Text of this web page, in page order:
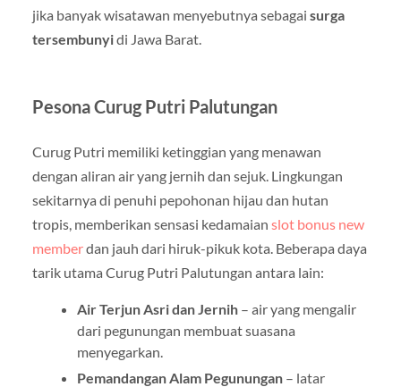
jika banyak wisatawan menyebutnya sebagai surga
tersembunyidi Jawa Barat.
Pesona Curug Putri Palutungan
Curug Putri memiliki ketinggian yang menawan
dengan aliran air yang jernih dan sejuk. Lingkungan
sekitarnya di penuhi pepohonan hijau dan hutan
tropis, memberikan sensasi kedamaian slot bonus new
memberdan jauh dari hiruk-pikuk kota. Beberapa daya
tarik utama Curug Putri Palutungan antara lain:
Air Terjun Asri dan Jernih– air yang mengalir
dari pegunungan membuat suasana
menyegarkan.
Pemandangan Alam Pegunungan– latar